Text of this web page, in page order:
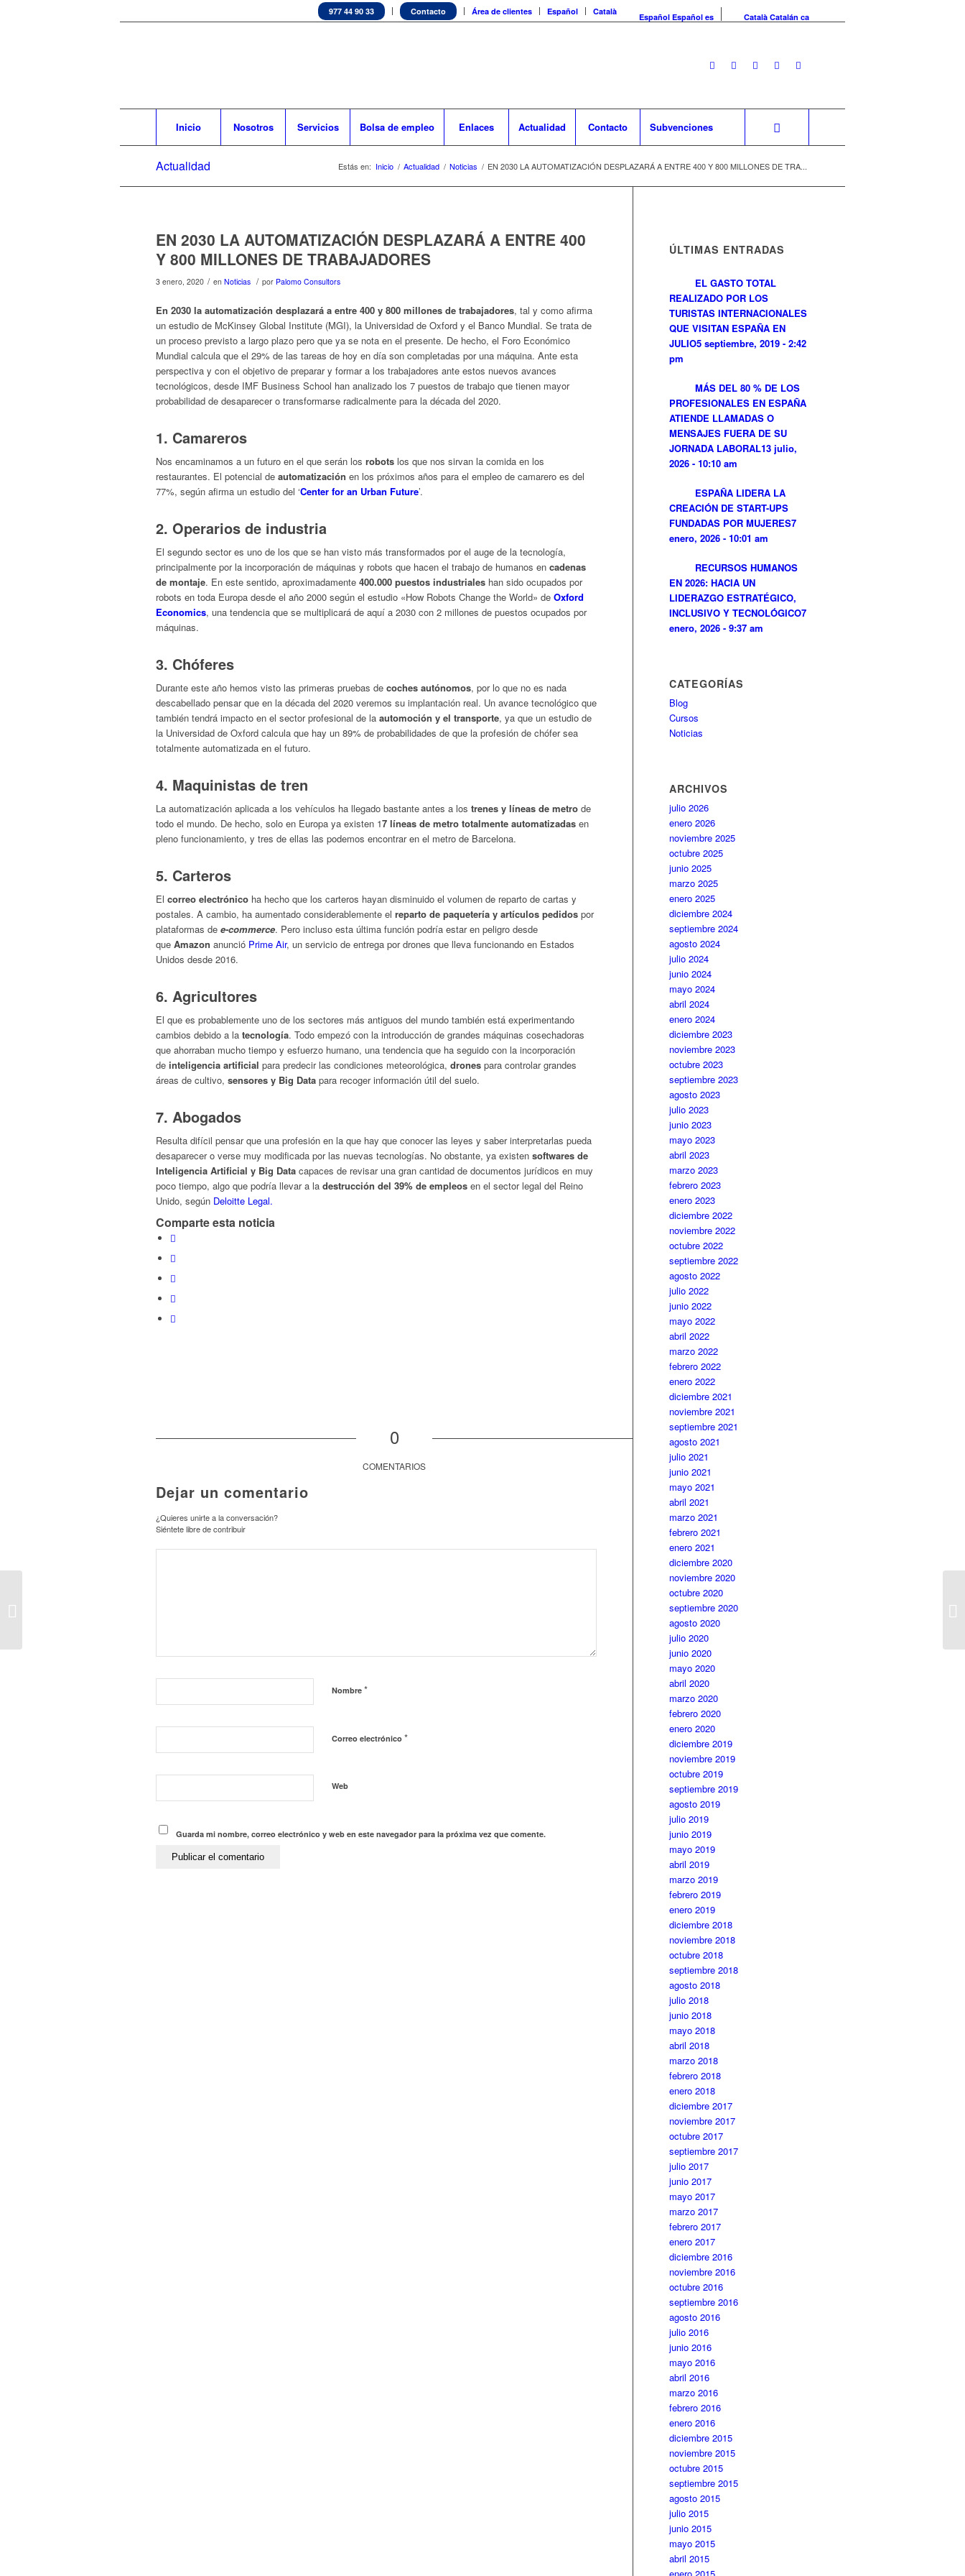
977 44 90 33 Contacto Área de clientes Español Català
Español Español es Català Catalán ca
Inicio Nosotros Servicios Bolsa de empleo Enlaces Actualidad Contacto Subvenciones
Actualidad Estás en: Inicio / Actualidad / Noticias / EN 2030 LA AUTOMATIZACIÓN DESPLAZARÁ A ENTRE 400 Y 800 MILLONES DE TRA...
EN 2030 LA AUTOMATIZACIÓN DESPLAZARÁ A ENTRE 400
Y 800 MILLONES DE TRABAJADORES
3 enero, 2020 / en Noticias / por Palomo Consultors
En 2030 la automatización desplazará a entre 400 y 800 millones de trabajadores, tal y como afirma
un estudio de McKinsey Global Institute (MGI), la Universidad de Oxford y el Banco Mundial. Se trata de
un proceso previsto a largo plazo pero que ya se nota en el presente. De hecho, el Foro Económico
Mundial calcula que el 29% de las tareas de hoy en día son completadas por una máquina. Ante esta
perspectiva y con el objetivo de preparar y formar a los trabajadores ante estos nuevos avances
tecnológicos, desde IMF Business School han analizado los 7 puestos de trabajo que tienen mayor
probabilidad de desaparecer o transformarse radicalmente para la década del 2020.
1. Camareros
Nos encaminamos a un futuro en el que serán los robots los que nos sirvan la comida en los
restaurantes. El potencial de automatización en los próximos años para el empleo de camarero es del
77%, según afirma un estudio del ‘Center for an Urban Future’.
2. Operarios de industria
El segundo sector es uno de los que se han visto más transformados por el auge de la tecnología,
principalmente por la incorporación de máquinas y robots que hacen el trabajo de humanos en cadenas
de montaje. En este sentido, aproximadamente 400.000 puestos industriales han sido ocupados por
robots en toda Europa desde el año 2000 según el estudio «How Robots Change the World» de Oxford
Economics, una tendencia que se multiplicará de aquí a 2030 con 2 millones de puestos ocupados por
máquinas.
3. Chóferes
Durante este año hemos visto las primeras pruebas de coches autónomos, por lo que no es nada
descabellado pensar que en la década del 2020 veremos su implantación real. Un avance tecnológico que
también tendrá impacto en el sector profesional de la automoción y el transporte, ya que un estudio de
la Universidad de Oxford calcula que hay un 89% de probabilidades de que la profesión de chófer sea
totalmente automatizada en el futuro.
4. Maquinistas de tren
La automatización aplicada a los vehículos ha llegado bastante antes a los trenes y líneas de metro de
todo el mundo. De hecho, solo en Europa ya existen 17 líneas de metro totalmente automatizadas en
pleno funcionamiento, y tres de ellas las podemos encontrar en el metro de Barcelona.
5. Carteros
El correo electrónico ha hecho que los carteros hayan disminuido el volumen de reparto de cartas y
postales. A cambio, ha aumentado considerablemente el reparto de paquetería y artículos pedidos por
plataformas de e-commerce. Pero incluso esta última función podría estar en peligro desde
que Amazon anunció Prime Air, un servicio de entrega por drones que lleva funcionando en Estados
Unidos desde 2016.
6. Agricultores
El que es probablemente uno de los sectores más antiguos del mundo también está experimentando
cambios debido a la tecnología. Todo empezó con la introducción de grandes máquinas cosechadoras
que ahorraban mucho tiempo y esfuerzo humano, una tendencia que ha seguido con la incorporación
de inteligencia artificial para predecir las condiciones meteorológica, drones para controlar grandes
áreas de cultivo, sensores y Big Data para recoger información útil del suelo.
7. Abogados
Resulta difícil pensar que una profesión en la que hay que conocer las leyes y saber interpretarlas pueda
desaparecer o verse muy modificada por las nuevas tecnologías. No obstante, ya existen softwares de
Inteligencia Artificial y Big Data capaces de revisar una gran cantidad de documentos jurídicos en muy
poco tiempo, algo que podría llevar a la destrucción del 39% de empleos en el sector legal del Reino
Unido, según Deloitte Legal.
Comparte esta noticia
0
COMENTARIOS
Dejar un comentario
¿Quieres unirte a la conversación?
Siéntete libre de contribuir
Nombre *
Correo electrónico *
Web
Guarda mi nombre, correo electrónico y web en este navegador para la próxima vez que comente.
ÚLTIMAS ENTRADAS
EL GASTO TOTAL
REALIZADO POR LOS
TURISTAS INTERNACIONALES
QUE VISITAN ESPAÑA EN
JULIO5 septiembre, 2019 - 2:42
pm
MÁS DEL 80 % DE LOS
PROFESIONALES EN ESPAÑA
ATIENDE LLAMADAS O
MENSAJES FUERA DE SU
JORNADA LABORAL13 julio,
2026 - 10:10 am
ESPAÑA LIDERA LA
CREACIÓN DE START-UPS
FUNDADAS POR MUJERES7
enero, 2026 - 10:01 am
RECURSOS HUMANOS
EN 2026: HACIA UN
LIDERAZGO ESTRATÉGICO,
INCLUSIVO Y TECNOLÓGICO7
enero, 2026 - 9:37 am
CATEGORÍAS
Blog
Cursos
Noticias
ARCHIVOS
julio 2026
enero 2026
noviembre 2025
octubre 2025
junio 2025
marzo 2025
enero 2025
diciembre 2024
septiembre 2024
agosto 2024
julio 2024
junio 2024
mayo 2024
abril 2024
enero 2024
diciembre 2023
noviembre 2023
octubre 2023
septiembre 2023
agosto 2023
julio 2023
junio 2023
mayo 2023
abril 2023
marzo 2023
febrero 2023
enero 2023
diciembre 2022
noviembre 2022
octubre 2022
septiembre 2022
agosto 2022
julio 2022
junio 2022
mayo 2022
abril 2022
marzo 2022
febrero 2022
enero 2022
diciembre 2021
noviembre 2021
septiembre 2021
agosto 2021
julio 2021
junio 2021
mayo 2021
abril 2021
marzo 2021
febrero 2021
enero 2021
diciembre 2020
noviembre 2020
octubre 2020
septiembre 2020
agosto 2020
julio 2020
junio 2020
mayo 2020
abril 2020
marzo 2020
febrero 2020
enero 2020
diciembre 2019
noviembre 2019
octubre 2019
septiembre 2019
agosto 2019
julio 2019
junio 2019
mayo 2019
abril 2019
marzo 2019
febrero 2019
enero 2019
diciembre 2018
noviembre 2018
octubre 2018
septiembre 2018
agosto 2018
julio 2018
junio 2018
mayo 2018
abril 2018
marzo 2018
febrero 2018
enero 2018
diciembre 2017
noviembre 2017
octubre 2017
septiembre 2017
julio 2017
junio 2017
mayo 2017
marzo 2017
febrero 2017
enero 2017
diciembre 2016
noviembre 2016
octubre 2016
septiembre 2016
agosto 2016
julio 2016
junio 2016
mayo 2016
abril 2016
marzo 2016
febrero 2016
enero 2016
diciembre 2015
noviembre 2015
octubre 2015
septiembre 2015
agosto 2015
julio 2015
junio 2015
mayo 2015
abril 2015